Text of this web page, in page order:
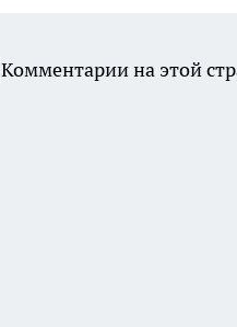
Комментарии на этой